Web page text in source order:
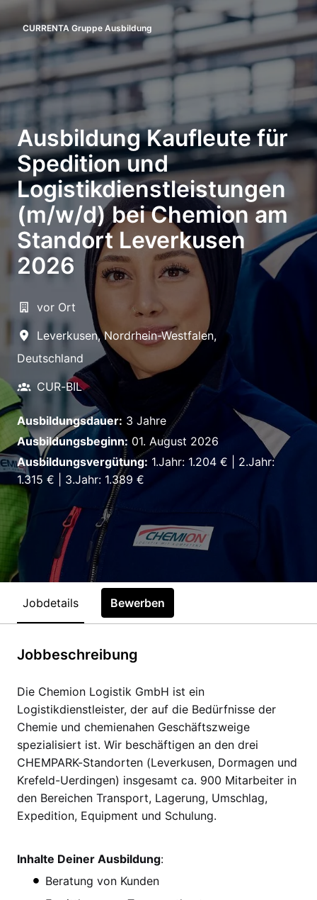
Zum
Inhalt
springen
CURRENTA Gruppe Ausbildung
Startseite
Ausbildung Kaufleute für
Spedition und
Logistikdienstleistungen
(m/w/d) bei Chemion am
Standort Leverkusen
2026
vor Ort
Leverkusen, Nordrhein-Westfalen,
Deutschland
CUR-BIL
Ausbildungsdauer: 3 Jahre
Ausbildungsbeginn:01. August 2026
Ausbildungsvergütung: 1.Jahr: 1.204 € | 2.Jahr:
1.315 € | 3.Jahr: 1.389 €
Jobdetails Bewerben
Jobbeschreibung
Die Chemion Logistik GmbH ist ein
Logistikdienstleister, der auf die Bedürfnisse der
Chemie und chemienahen Geschäftszweige
spezialisiert ist. Wir beschäftigen an den drei
CHEMPARK-Standorten (Leverkusen, Dormagen und
Krefeld-Uerdingen) insgesamt ca. 900 Mitarbeiter in
den Bereichen Transport, Lagerung, Umschlag,
Expedition, Equipment und Schulung.
Inhalte Deiner Ausbildung:
Beratung von Kunden